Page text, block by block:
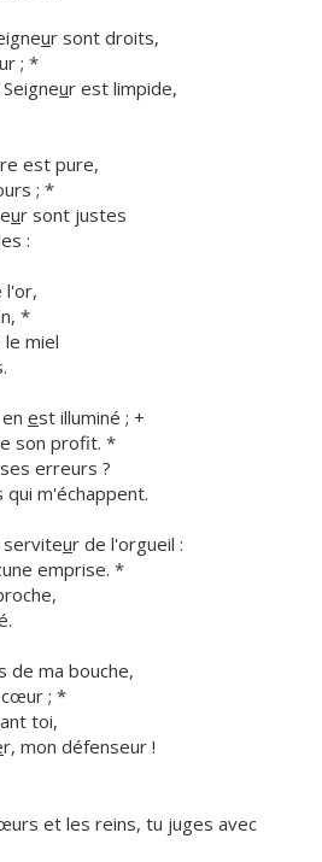
ur sont droits,
; *
ur est limpide,
re est pure,
; *
ur sont justes
:
l'or,
*
miel
est illuminé ; +
son profit. *
erreurs ?
qui m'échappent.
serviteur de l'orgueil :
emprise. *
de ma bouche,
; *
toi,
r, mon défenseur !
et les reins, tu juges avec